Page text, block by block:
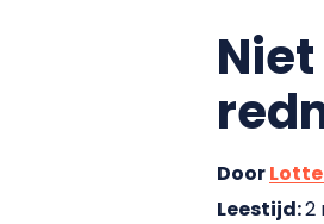
Door
Leestijd:2